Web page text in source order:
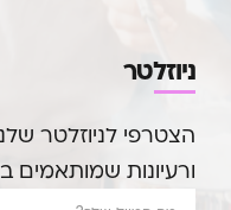
ניוזלטר
הצטרפי לניוזלטר
ורעיונות שמותאמים